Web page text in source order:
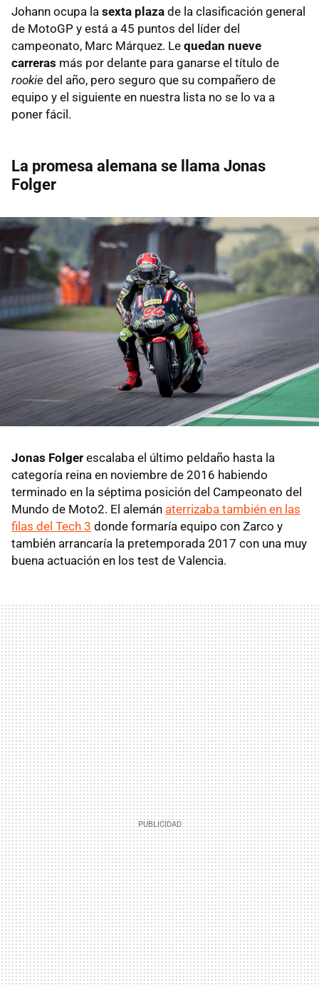
Johann ocupa la sexta plaza de la clasificación general
de MotoGP y está a 45 puntos del líder del
campeonato, Marc Márquez. Le quedan nueve
carreras más por delante para ganarse el título de
rookie del año, pero seguro que su compañero de
equipo y el siguiente en nuestra lista no se lo va a
poner fácil.
La promesa alemana se llama Jonas
Folger
Jonas Folger escalaba el último peldaño hasta la
categoría reina en noviembre de 2016 habiendo
terminado en la séptima posición del Campeonato del
Mundo de Moto2. El alemán aterrizaba también en las
filas del Tech 3 donde formaría equipo con Zarco y
también arrancaría la pretemporada 2017 con una muy
buena actuación en los test de Valencia.